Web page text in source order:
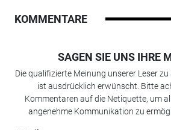
KOMMENTARE
SAGEN SIE UNS IHRE
Die qualifizierte Meinung unserer Leser
ist ausdrücklich erwünscht. Bitte
Kommentaren auf die Netiquette, um
angenehme Kommunikation zu